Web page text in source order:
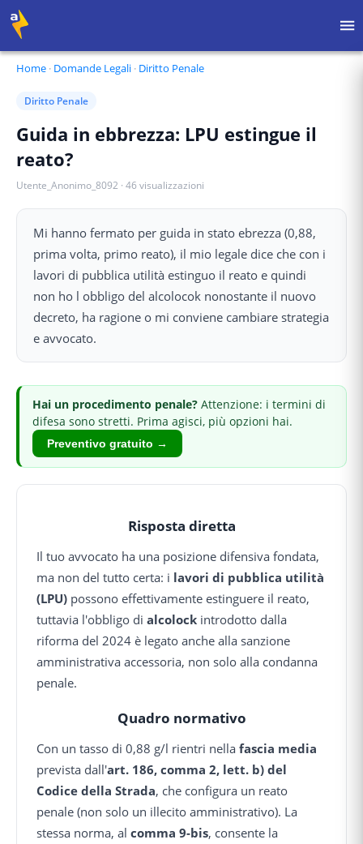
Home · Domande Legali · Diritto Penale
Diritto Penale
Guida in ebbrezza: LPU estingue il
reato?
Utente_Anonimo_8092 · 46 visualizzazioni
Mi hanno fermato per guida in stato ebrezza (0,88,
prima volta, primo reato), il mio legale dice che con i
lavori di pubblica utilità estinguo il reato e quindi
non ho l obbligo del alcolocok nonostante il nuovo
decreto, ha ragione o mi conviene cambiare strategia
e avvocato.
Hai un procedimento penale? Attenzione: i termini di
difesa sono stretti. Prima agisci, più opzioni hai.
Preventivo gratuito →
Risposta diretta
Il tuo avvocato ha una posizione difensiva fondata,
ma non del tutto certa: i lavori di pubblica utilità
(LPU) possono effettivamente estinguere il reato,
tuttavia l'obbligo di alcolock introdotto dalla
riforma del 2024 è legato anche alla sanzione
amministrativa accessoria, non solo alla condanna
penale.
Quadro normativo
Con un tasso di 0,88 g/l rientri nella fascia media
prevista dall'art. 186, comma 2, lett. b) del
Codice della Strada, che configura un reato
penale (non solo un illecito amministrativo). La
stessa norma, al comma 9-bis, consente la